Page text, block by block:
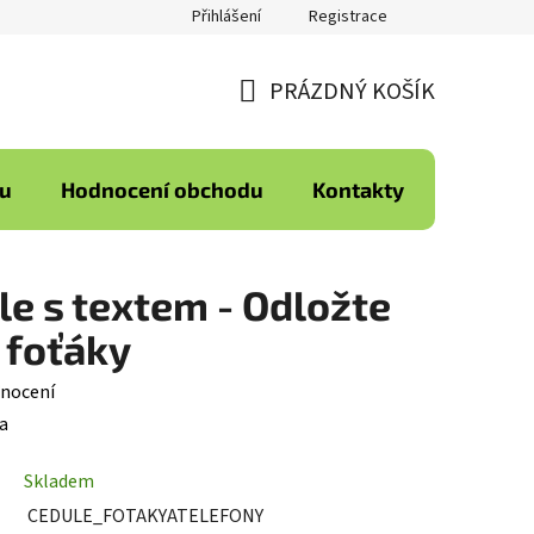
Přihlášení Registrace
KOŠÍK
PRÁZDNÝ KOŠÍK
Hodnocení obchodu Kontakty
s textem - Odložte
foťáky
Skladem
CEDULE_FOTAKYATELEFONY